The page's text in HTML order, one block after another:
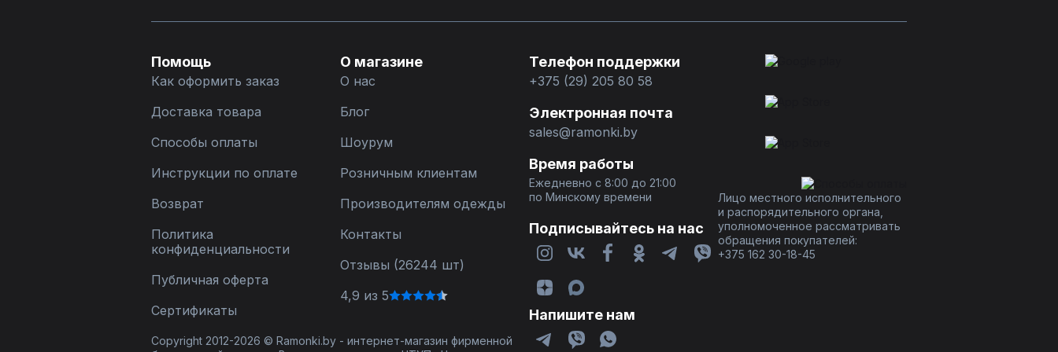
Помощь
Как оформить заказ
Доставка товара
Способы оплаты
Инструкции по оплате
Возврат
Политика
конфиденциальности
Публичная оферта
Сертификаты
О магазине
О нас
Блог
Шоурум
Розничным клиентам
Производителям одежды
Контакты
Отзывы (26244 шт)
4,9 из 5
Телефон поддержки
+375 (29) 205 80 58
Электронная почта
sales@ramonki.by
Время работы
Ежедневно с 8:00 до 21:00
по Минскому времени
Подписывайтесь на нас
Напишите нам
Лицо местного исполнительного
и распорядительного органа,
уполномоченное рассматривать
обращения покупателей:
+375 162 30-18-45
Copyright 2012-2026 © Ramonki.by - интернет-магазин фирменной